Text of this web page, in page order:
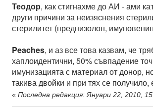
Теодор, как стигнахме до АИ - ами
други причини за неизяснения
стерилитет (преднизолон,
Peaches, и аз все това казвам, че
хаплоидентични, 50% съвпадение
имунизацията с материал от донор,
такива двойки и при тях се
« Последна редакция: Януари 22, 2010,